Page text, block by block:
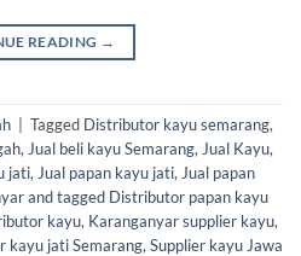
READING →
Tagged Distributor kayu semarang,
, Jual beli kayu Semarang, Jual Kayu,
jati, Jual papan kayu jati, Jual papan
and tagged Distributor papan kayu
kayu, Karanganyar supplier kayu,
kayu jati Semarang, Supplier kayu Jawa